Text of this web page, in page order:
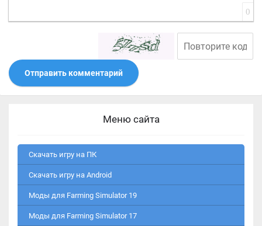
0
Отправить комментарий
Меню сайта
Скачать игру на ПК
Скачать игру на Android
Моды для Farming Simulator 19
Моды для Farming Simulator 17